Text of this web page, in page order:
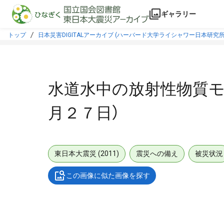
本文に飛ぶ
ギャラリー
トップ 日本災害DIGITALアーカイブ (ハーバード大学ライシャワー日本研究
水道水中の放射性物質
月２７日）
東日本大震災 (2011) 震災への備え 被災状況
この画像に似た画像を探す